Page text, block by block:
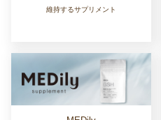
維持するサプリメント